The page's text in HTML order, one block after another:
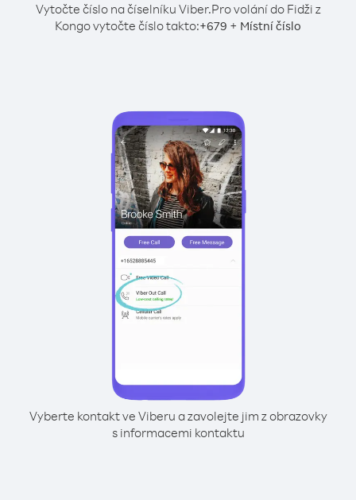
Vytočte číslo na číselníku Viber.Pro volání do Fidži z
Kongo vytočte číslo takto:+679 + Místní číslo
Vyberte kontakt ve Viberu a zavolejte jim z obrazovky
s informacemi kontaktu